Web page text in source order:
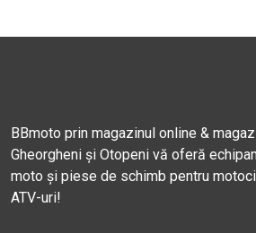
BBmoto prin magazinul online &
Gheorgheni și Otopeni vă oferă
moto și piese de schimb pentru
ATV-uri!